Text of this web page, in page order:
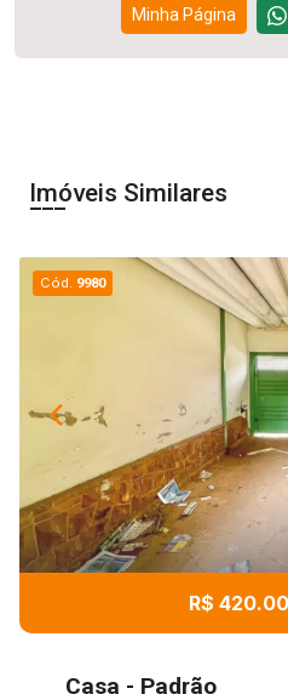
Minha Página
Imóveis Similares
Cód. 9980
R$
Casa - Padrão